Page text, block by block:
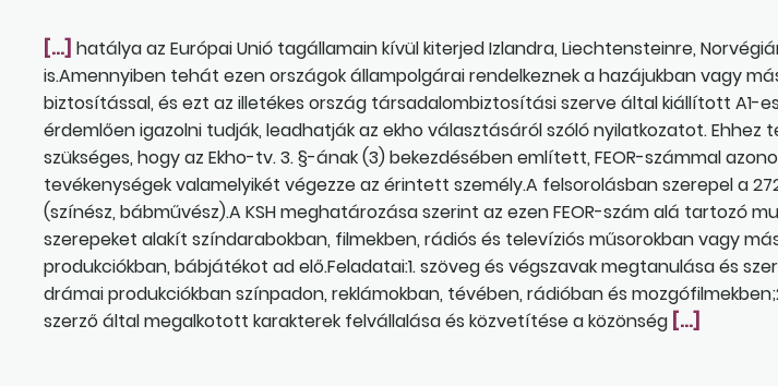
[…] hatálya az Európai Unió tagállamain kívül kiterjed Izlandra, Liechtensteinre,
is.Amennyiben tehát ezen országok állampolgárai rendelkeznek a hazájukban vagy
biztosítással, és ezt az illetékes ország társadalombiztosítási szerve által kiállított A1-
érdemlően igazolni tudják, leadhatják az ekho választásáról szóló nyilatkozatot. Ehhez
szükséges, hogy az Ekho-tv. 3. §-ának (3) bekezdésében említett, FEOR-számmal
tevékenységek valamelyikét végezze az érintett személy.A felsorolásban szerepel a
(színész, bábművész).A KSH meghatározása szerint az ezen FEOR-szám alá tartozó
szerepeket alakít színdarabokban, filmekben, rádiós és televíziós műsorokban vagy
produkciókban, bábjátékot ad elő.Feladatai:1. szöveg és végszavak megtanulása és
drámai produkciókban színpadon, reklámokban, tévében, rádióban és
szerző által megalkotott karakterek felvállalása és közvetítése a közönség […]